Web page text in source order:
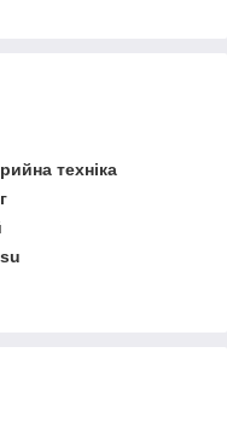
техніка